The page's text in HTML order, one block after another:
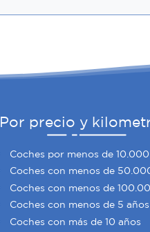
Por precio y
Coches por menos de
Coches con menos de
Coches con menos de
Coches con menos de 5 años
Coches con más de 10 años